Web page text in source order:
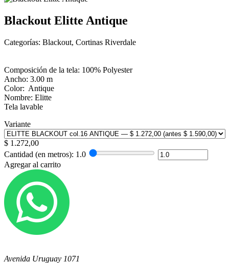
Blackout Elitte Antique
Categorías: Blackout, Cortinas Riverdale
Composición de la tela: 100% Polyester
Ancho: 3.00 m
Color: Antique
Nombre: Elitte
Tela lavable
Variante
$ 1.272,00
Cantidad (en metros): 1.0
Agregar al carrito
Avenida Uruguay 1071